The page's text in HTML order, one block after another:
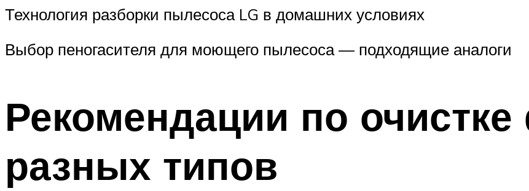
Технология разборки пылесоса LG в домашних условиях
Выбор пеногасителя для моющего пылесоса — подходящие аналоги
Рекомендации по
разных типов